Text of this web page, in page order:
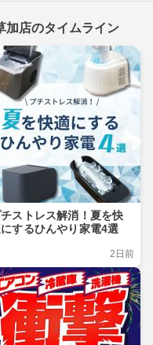
加店のタイムライン
ストレス解消！夏を快
するひんやり家電4選
2日前